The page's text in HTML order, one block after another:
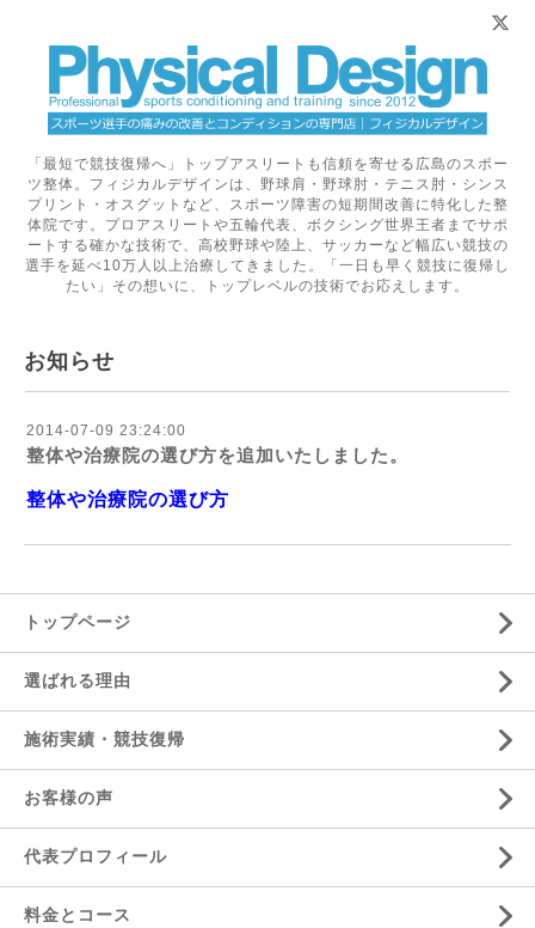
「最短で競技復帰へ」トップアスリートも信頼を寄せる広島のスポー
ツ整体。フィジカルデザインは、野球肩・野球肘・テニス肘・シンス
プリント・オスグットなど、スポーツ障害の短期間改善に特化した整
体院です。プロアスリートや五輪代表、ボクシング世界王者までサポ
ートする確かな技術で、高校野球や陸上、サッカーなど幅広い競技の
選手を延べ10万人以上治療してきました。「一日も早く競技に復帰し
たい」その想いに、トップレベルの技術でお応えします。
お知らせ
2014-07-09 23:24:00
整体や治療院の選び方を追加いたしました。
整体や治療院の選び方
トップページ
選ばれる理由
施術実績・競技復帰
お客様の声
代表プロフィール
料金とコース